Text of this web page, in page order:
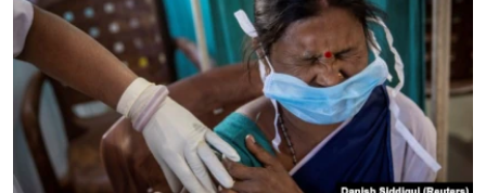
СПЕЦПРОЕКТИ
ДЕПОРТАЦІЯ
ВІДЕОУРОКИ «ELIFBE»
СВІДЧЕННЯ ОКУПАЦІЇ
УКРАЇНСЬКА ПРОБЛЕМА КРИМУ
ЯК ОБІЙТИ БЛОКУВАННЯ
Русский
Qırımtatar